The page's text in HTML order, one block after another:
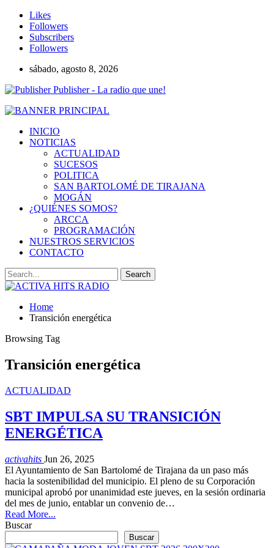
Likes
Followers
Subscribers
Followers
sábado, agosto 8, 2026
Publisher - La radio que une!
INICIO
NOTICIAS
ACTUALIDAD
SUCESOS
POLITICA
SAN BARTOLOMÉ DE TIRAJANA
MOGÁN
¿QUIÉNES SOMOS?
ARCCA
PROGRAMACIÓN
NUESTROS SERVICIOS
CONTACTO
Home
Transición energética
Browsing Tag
Transición energética
ACTUALIDAD
SBT IMPULSA SU TRANSICIÓN
ENERGÉTICA
activahits Jun 26, 2025
El Ayuntamiento de San Bartolomé de Tirajana da un paso más
hacia la sostenibilidad del municipio. El pleno de su Corporación
municipal aprobó por unanimidad este jueves, en la sesión ordinaria
del mes de junio, entablar un convenio de…
Read More...
Buscar
Buscar